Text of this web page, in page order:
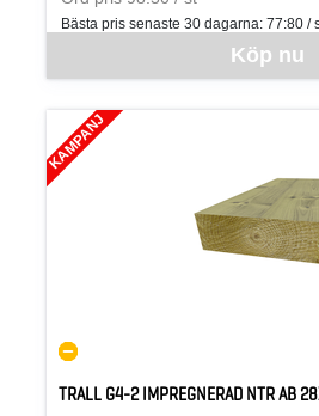
Köp nu
Bästa pris senaste 30 dagarna: 77:80 /
KAMPANJ
TRALL G4-2 IMPREGNERAD NTR AB